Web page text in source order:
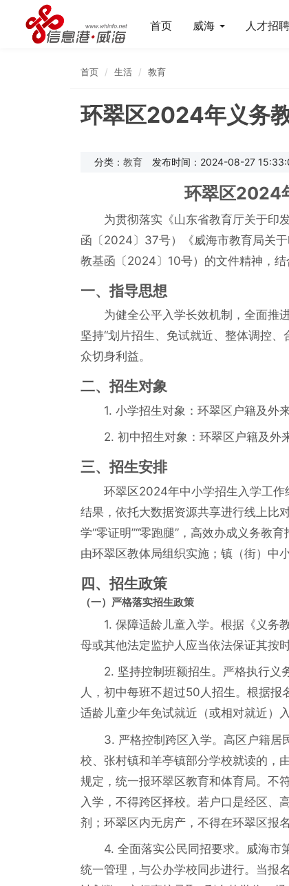
首页 威海 人才招聘
首页 生活 教育
环翠区2024年义务
分类： 教育 发布时间：2024-08-27
环翠区2024
为贯彻落实《山东省教育厅关于印
函〔2024〕37号）《威海市教育局关
教基函〔2024〕10号）的文件精神，结
一、指导思想
为健全公平入学长效机制，全面推
坚持“划片招生、免试就近、整体调控
众切身利益。
二、招生对象
1. 小学招生对象：环翠区户籍及外
2. 初中招生对象：环翠区户籍及外
三、招生安排
环翠区2024年中小学招生入学工作
结果，依托大数据资源共享进行线上比
学“零证明”“零跑腿”，高效办成义务教
由环翠区教体局组织实施；镇（街）中
四、招生政策
（一）严格落实招生政策
1. 保障适龄儿童入学。根据《义务
母或其他法定监护人应当依法保证其按
2. 坚持控制班额招生。严格执行义
人，初中每班不超过50人招生。根据
适龄儿童少年免试就近（或相对就近）入
3. 严格控制跨区入学。高区户籍居
校、张村镇和羊亭镇部分学校就读的，
规定，统一报环翠区教育和体育局。不
入学，不得跨区择校。若户口是经区、
剂；环翠区内无房产，不得在环翠区报名
4. 全面落实公民同招要求。威海市
统一管理，与公办学校同步进行。当报